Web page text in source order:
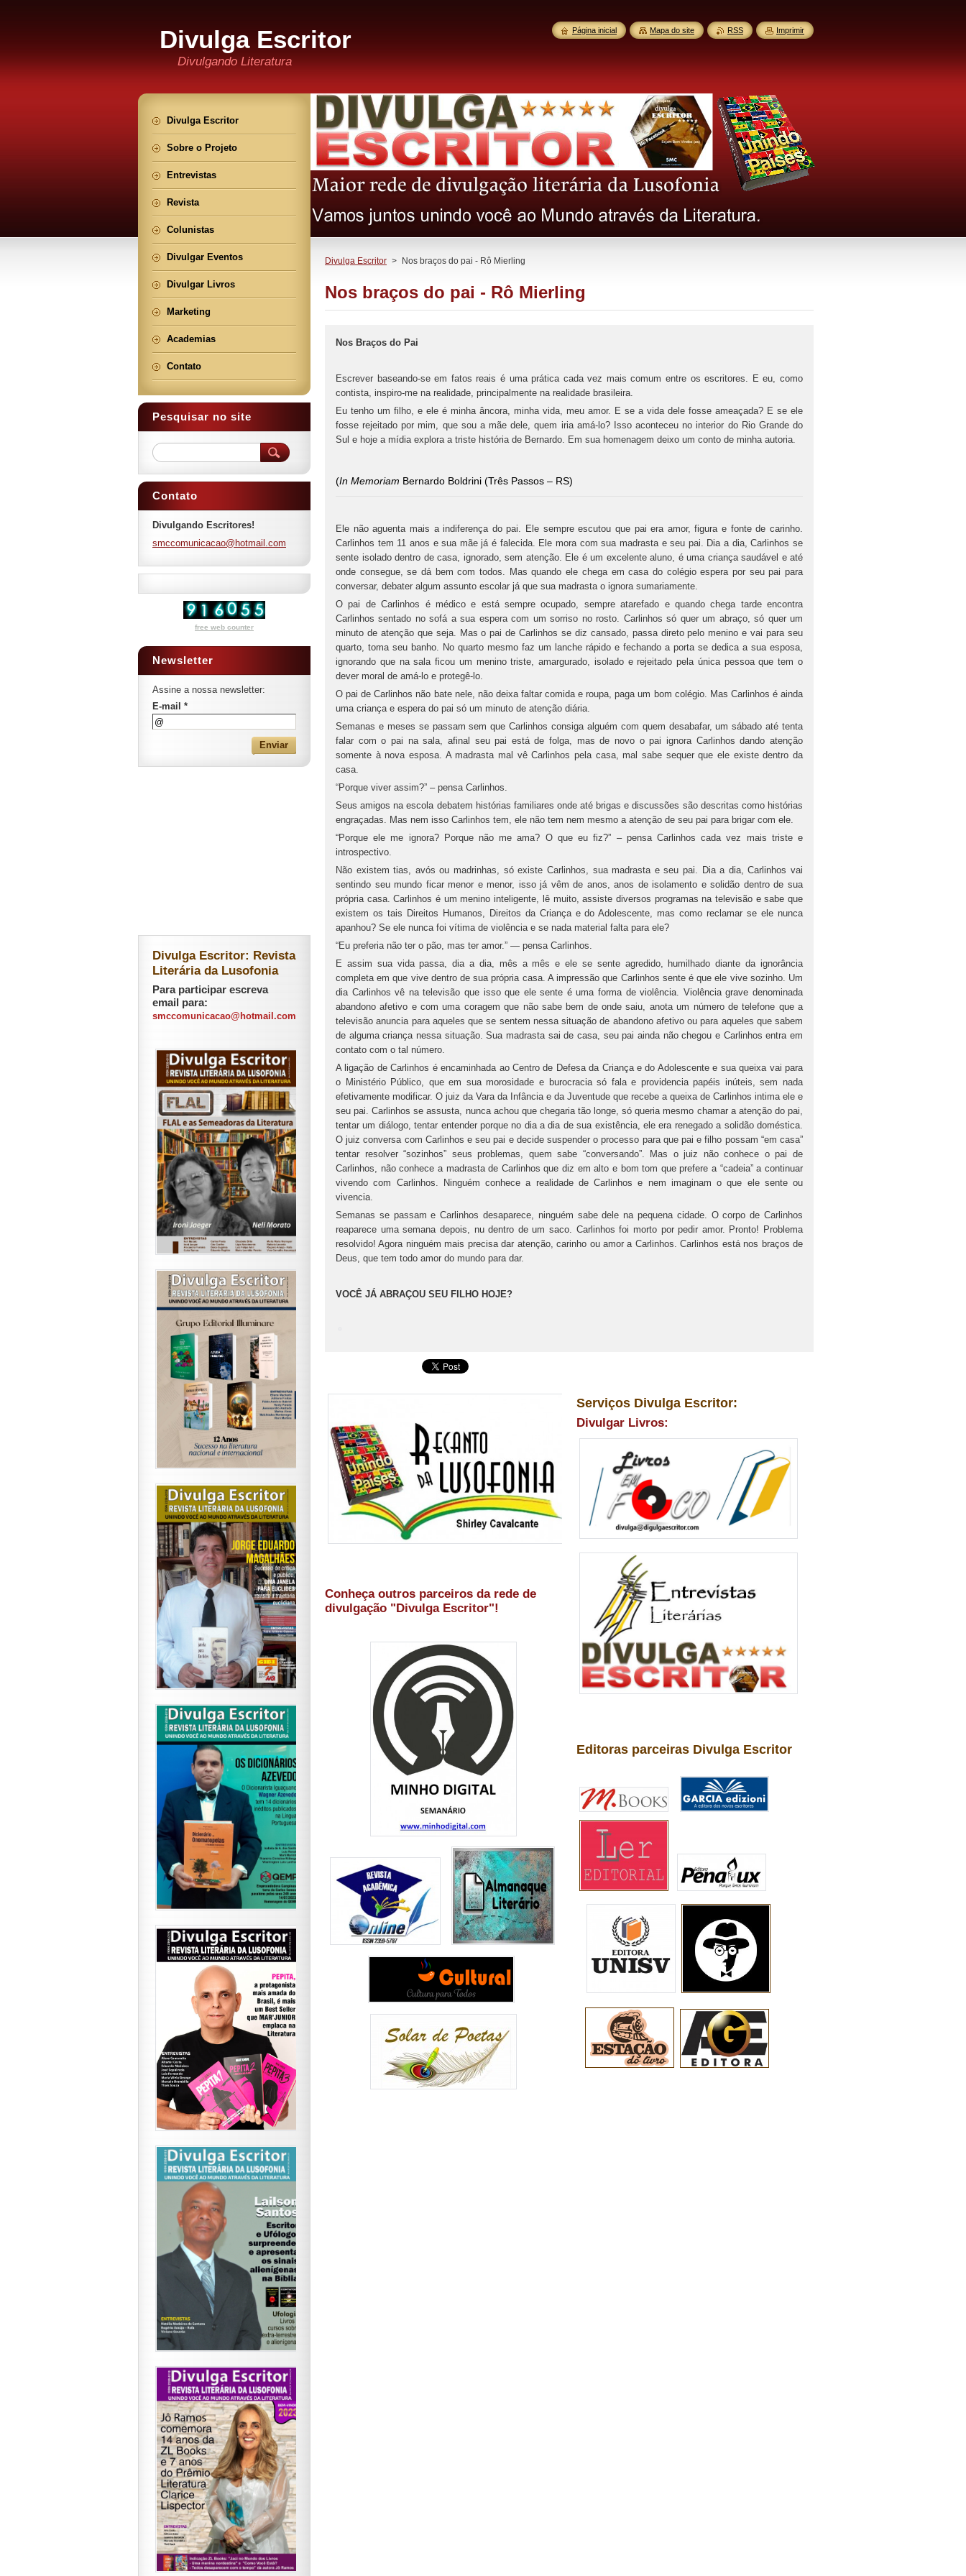
Divulga Escritor
Divulgando Literatura
Divulga Escritor > Nos braços do pai - Rô Mierling
Nos braços do pai - Rô Mierling
Nos Braços do Pai
Escrever baseando-se em fatos reais é uma prática cada vez mais comum entre os escritores. E eu, como
contista, inspiro-me na realidade, principalmente na realidade brasileira.
Eu tenho um filho, e ele é minha âncora, minha vida, meu amor. E se a vida dele fosse ameaçada? E se ele
fosse rejeitado por mim, que sou a mãe dele, quem iria amá-lo? Isso aconteceu no interior do Rio Grande do
Sul e hoje a mídia explora a triste história de Bernardo. Em sua homenagem deixo um conto de minha autoria.
(In Memoriam Bernardo Boldrini (Três Passos – RS)
Ele não aguenta mais a indiferença do pai. Ele sempre escutou que pai era amor, figura e fonte de carinho.
Carlinhos tem 11 anos e sua mãe já é falecida. Ele mora com sua madrasta e seu pai. Dia a dia, Carlinhos se
sente isolado dentro de casa, ignorado, sem atenção. Ele é um excelente aluno, é uma criança saudável e até
onde consegue, se dá bem com todos. Mas quando ele chega em casa do colégio espera por seu pai para
conversar, debater algum assunto escolar já que sua madrasta o ignora sumariamente.
O pai de Carlinhos é médico e está sempre ocupado, sempre atarefado e quando chega tarde encontra
Carlinhos sentado no sofá a sua espera com um sorriso no rosto. Carlinhos só quer um abraço, só quer um
minuto de atenção que seja. Mas o pai de Carlinhos se diz cansado, passa direto pelo menino e vai para seu
quarto, toma seu banho. No quarto mesmo faz um lanche rápido e fechando a porta se dedica a sua esposa,
ignorando que na sala ficou um menino triste, amargurado, isolado e rejeitado pela única pessoa que tem o
dever moral de amá-lo e protegê-lo.
O pai de Carlinhos não bate nele, não deixa faltar comida e roupa, paga um bom colégio. Mas Carlinhos é ainda
uma criança e espera do pai só um minuto de atenção diária.
Semanas e meses se passam sem que Carlinhos consiga alguém com quem desabafar, um sábado até tenta
falar com o pai na sala, afinal seu pai está de folga, mas de novo o pai ignora Carlinhos dando atenção
somente à nova esposa. A madrasta mal vê Carlinhos pela casa, mal sabe sequer que ele existe dentro da
casa.
“Porque viver assim?” – pensa Carlinhos.
Seus amigos na escola debatem histórias familiares onde até brigas e discussões são descritas como histórias
engraçadas. Mas nem isso Carlinhos tem, ele não tem nem mesmo a atenção de seu pai para brigar com ele.
“Porque ele me ignora? Porque não me ama? O que eu fiz?” – pensa Carlinhos cada vez mais triste e
introspectivo.
Não existem tias, avós ou madrinhas, só existe Carlinhos, sua madrasta e seu pai. Dia a dia, Carlinhos vai
sentindo seu mundo ficar menor e menor, isso já vêm de anos, anos de isolamento e solidão dentro de sua
própria casa. Carlinhos é um menino inteligente, lê muito, assiste diversos programas na televisão e sabe que
existem os tais Direitos Humanos, Direitos da Criança e do Adolescente, mas como reclamar se ele nunca
apanhou? Se ele nunca foi vítima de violência e se nada material falta para ele?
“Eu preferia não ter o pão, mas ter amor.” — pensa Carlinhos.
E assim sua vida passa, dia a dia, mês a mês e ele se sente agredido, humilhado diante da ignorância
completa em que vive dentro de sua própria casa. A impressão que Carlinhos sente é que ele vive sozinho. Um
dia Carlinhos vê na televisão que isso que ele sente é uma forma de violência. Violência grave denominada
abandono afetivo e com uma coragem que não sabe bem de onde saiu, anota um número de telefone que a
televisão anuncia para aqueles que se sentem nessa situação de abandono afetivo ou para aqueles que sabem
de alguma criança nessa situação. Sua madrasta sai de casa, seu pai ainda não chegou e Carlinhos entra em
contato com o tal número.
A ligação de Carlinhos é encaminhada ao Centro de Defesa da Criança e do Adolescente e sua queixa vai para
o Ministério Público, que em sua morosidade e burocracia só fala e providencia papéis inúteis, sem nada
efetivamente modificar. O juiz da Vara da Infância e da Juventude que recebe a queixa de Carlinhos intima ele e
seu pai. Carlinhos se assusta, nunca achou que chegaria tão longe, só queria mesmo chamar a atenção do pai,
tentar um diálogo, tentar entender porque no dia a dia de sua existência, ele era renegado a solidão doméstica.
O juiz conversa com Carlinhos e seu pai e decide suspender o processo para que pai e filho possam “em casa”
tentar resolver “sozinhos” seus problemas, quem sabe “conversando”. Mas o juiz não conhece o pai de
Carlinhos, não conhece a madrasta de Carlinhos que diz em alto e bom tom que prefere a “cadeia” a continuar
vivendo com Carlinhos. Ninguém conhece a realidade de Carlinhos e nem imaginam o que ele sente ou
vivencia.
Semanas se passam e Carlinhos desaparece, ninguém sabe dele na pequena cidade. O corpo de Carlinhos
reaparece uma semana depois, nu dentro de um saco. Carlinhos foi morto por pedir amor. Pronto! Problema
resolvido! Agora ninguém mais precisa dar atenção, carinho ou amor a Carlinhos. Carlinhos está nos braços de
Deus, que tem todo amor do mundo para dar.
VOCÊ JÁ ABRAÇOU SEU FILHO HOJE?
Conheça outros parceiros da rede de
divulgação "Divulga Escritor"!
Serviços Divulga Escritor:
Divulgar Livros:
Editoras parceiras Divulga Escritor
Divulga Escritor
Sobre o Projeto
Entrevistas
Revista
Colunistas
Divulgar Eventos
Divulgar Livros
Marketing
Academias
Contato
Pesquisar no site
Contato
Divulgando Escritores!
smccomunicacao@hotmail.com
free web counter
Newsletter
Assine a nossa newsletter:
E-mail *
Divulga Escritor: Revista
Literária da Lusofonia
Para participar escreva
email para:
smccomunicacao@hotmail.com
Página inicial Mapa do site RSS Imprimir